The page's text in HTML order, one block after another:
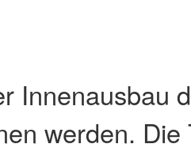
Innenausbau
werden. Die